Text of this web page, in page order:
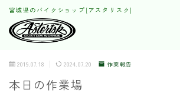
宮城県のバイクショップ[アスタリスク]
2019.07.18 2024.07.20 作業報告
本日の作業場